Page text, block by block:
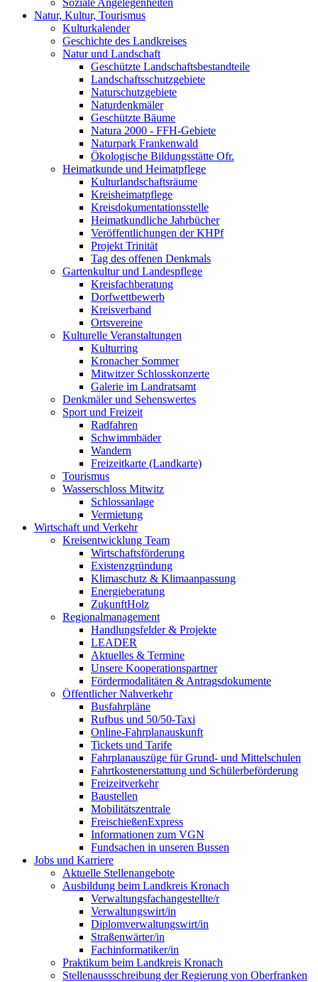
Soziale Angelegenheiten
Natur, Kultur, Tourismus
Kulturkalender
Geschichte des Landkreises
Natur und Landschaft
Geschützte Landschaftsbestandteile
Landschaftsschutzgebiete
Naturschutzgebiete
Naturdenkmäler
Geschützte Bäume
Natura 2000 - FFH-Gebiete
Naturpark Frankenwald
Ökologische Bildungsstätte Ofr.
Heimatkunde und Heimatpflege
Kulturlandschaftsräume
Kreisheimatpflege
Kreisdokumentationsstelle
Heimatkundliche Jahrbücher
Veröffentlichungen der KHPf
Projekt Trinität
Tag des offenen Denkmals
Gartenkultur und Landespflege
Kreisfachberatung
Dorfwettbewerb
Kreisverband
Ortsvereine
Kulturelle Veranstaltungen
Kulturring
Kronacher Sommer
Mitwitzer Schlosskonzerte
Galerie im Landratsamt
Denkmäler und Sehenswertes
Sport und Freizeit
Radfahren
Schwimmbäder
Wandern
Freizeitkarte (Landkarte)
Tourismus
Wasserschloss Mitwitz
Schlossanlage
Vermietung
Wirtschaft und Verkehr
Kreisentwicklung Team
Wirtschaftsförderung
Existenzgründung
Klimaschutz & Klimaanpassung
Energieberatung
ZukunftHolz
Regionalmanagement
Handlungsfelder & Projekte
LEADER
Aktuelles & Termine
Unsere Kooperationspartner
Fördermodalitäten & Antragsdokumente
Öffentlicher Nahverkehr
Busfahrpläne
Rufbus und 50/50-Taxi
Online-Fahrplanauskunft
Tickets und Tarife
Fahrplanauszüge für Grund- und Mittelschulen
Fahrtkostenerstattung und Schülerbeförderung
Freizeitverkehr
Baustellen
Mobilitätszentrale
FreischießenExpress
Informationen zum VGN
Fundsachen in unseren Bussen
Jobs und Karriere
Aktuelle Stellenangebote
Ausbildung beim Landkreis Kronach
Verwaltungsfachangestellte/r
Verwaltungswirt/in
Diplomverwaltungswirt/in
Straßenwärter/in
Fachinformatiker/in
Praktikum beim Landkreis Kronach
Stellenaussschreibung der Regierung von Oberfranken